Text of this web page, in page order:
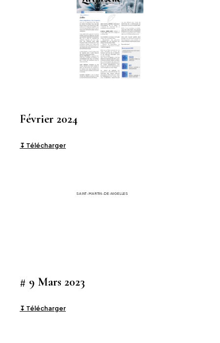
Février 2024
↧ Télécharger
SAINT-MARTIN-DE-NIGELLES
# 9 Mars 2023
↧ Télécharger